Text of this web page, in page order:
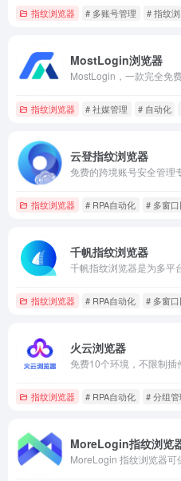
指纹浏览器 # 多账号管理 # 指纹
MostLogin浏览器
指纹浏览器 # 社媒管理 # 自动化
云登指纹浏览器
免费的跨境账号安全管理
指纹浏览器 # RPA自动化 # 多窗
千帆指纹浏览器
指纹浏览器 # RPA自动化 # 多窗
火云浏览器
免费10个环境，不限制插
指纹浏览器 # RPA自动化 # 分组管
MoreLogin指纹浏览